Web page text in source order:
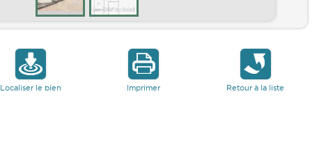
Localiser le bien Imprimer Retour à la liste